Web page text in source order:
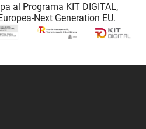
al Programa KIT DIGITAL,
Next Generation EU.